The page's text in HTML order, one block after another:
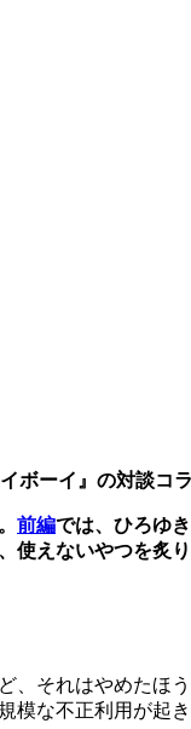
ボーイ』の対談コ
前編では、ひろゆ
えないやつを炙
それはやめたほ
な不正利用が起